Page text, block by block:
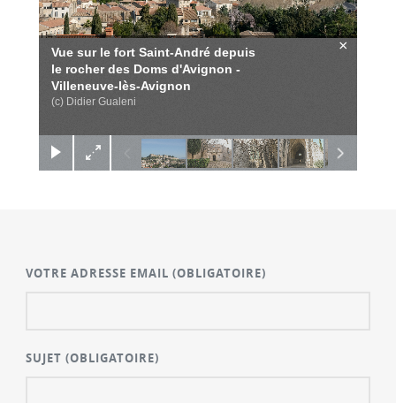
Vue sur le fort Saint-André depuis
le rocher des Doms d'Avignon -
Villeneuve-lès-Avignon
(c) Didier Gualeni
×
VOTRE ADRESSE EMAIL(OBLIGATOIRE)
SUJET(OBLIGATOIRE)